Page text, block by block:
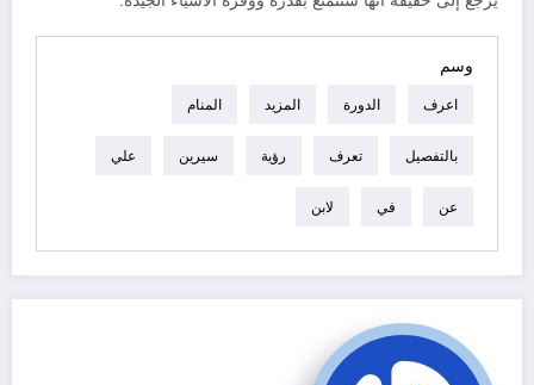
وسم
اعرف الدورة المزيد المنام
بالتفصيل تعرف رؤية سيرين علي
عن في لابن